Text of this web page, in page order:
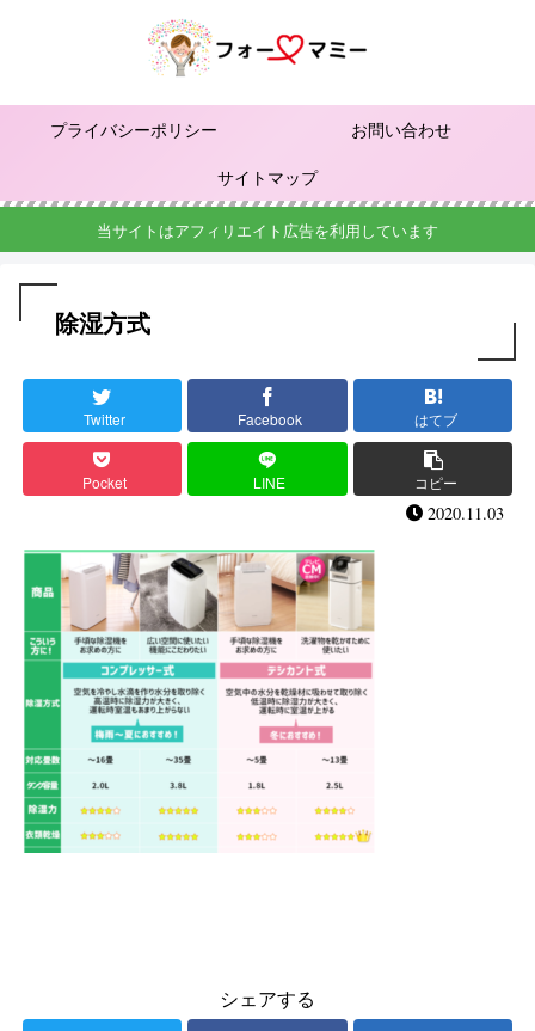
プライバシーポリシー
お問い合わせ
サイトマップ
当サイトはアフィリエイト広告を利用しています
除湿方式
Twitter Facebook はてブ
Pocket LINE コピー
2020.11.03
シェアする